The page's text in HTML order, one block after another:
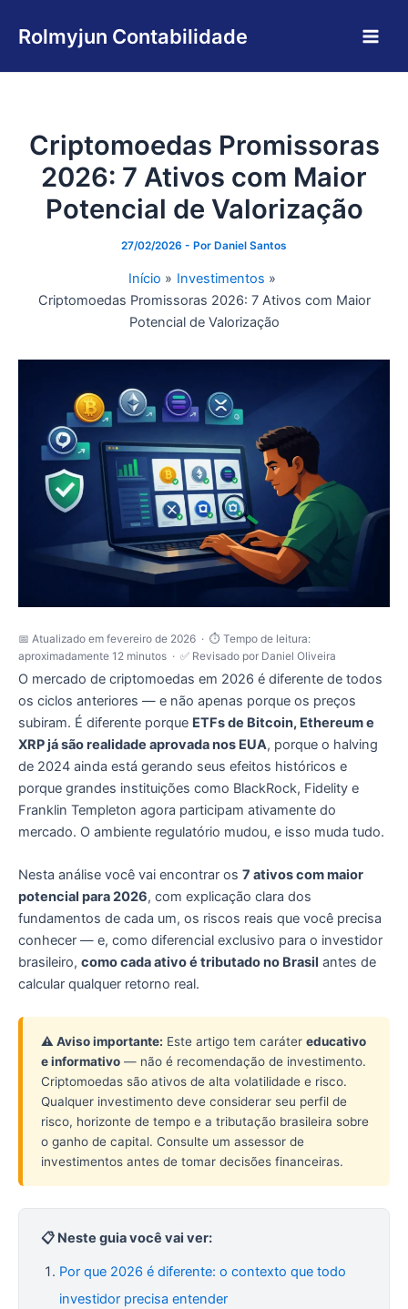
para
conteúdo
Rolmyjun Contabilidade
Criptomoedas Promissoras
2026: 7 Ativos com Maior
Potencial de Valorização
27/02/2026 - Por Daniel Santos
Início
Investimentos
Criptomoedas Promissoras 2026: 7 Ativos com Maior
Potencial de Valorização
📅 Atualizado em fevereiro de 2026 · ⏱️ Tempo de leitura:
aproximadamente 12 minutos · ✅ Revisado por Daniel Oliveira
O mercado de criptomoedas em 2026 é diferente de todos
os ciclos anteriores — e não apenas porque os preços
subiram. É diferente porque ETFs de Bitcoin, Ethereum e
XRP já são realidade aprovada nos EUA, porque o halving
de 2024 ainda está gerando seus efeitos históricos e
porque grandes instituições como BlackRock, Fidelity e
Franklin Templeton agora participam ativamente do
mercado. O ambiente regulatório mudou, e isso muda tudo.
Nesta análise você vai encontrar os 7 ativos com maior
potencial para 2026, com explicação clara dos
fundamentos de cada um, os riscos reais que você precisa
conhecer — e, como diferencial exclusivo para o investidor
brasileiro, como cada ativo é tributado no Brasil antes de
calcular qualquer retorno real.
⚠️ Aviso importante: Este artigo tem caráter educativo
e informativo — não é recomendação de investimento.
Criptomoedas são ativos de alta volatilidade e risco.
Qualquer investimento deve considerar seu perfil de
risco, horizonte de tempo e a tributação brasileira sobre
o ganho de capital. Consulte um assessor de
investimentos antes de tomar decisões financeiras.
📋 Neste guia você vai ver:
Por que 2026 é diferente: o contexto que todo
investidor precisa entender